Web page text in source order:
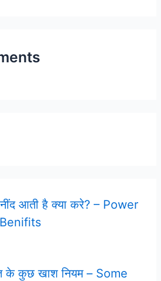
नींद आती है क्या करे? – Power
के कुछ खाश नियम – Some